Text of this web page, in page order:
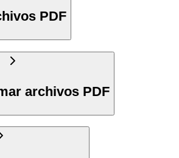
PDF
archivos PDF